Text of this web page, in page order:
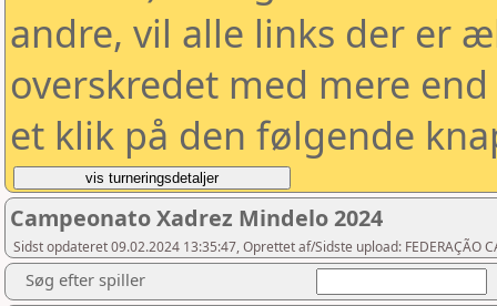
andre, vil alle links der er
overskredet med mere
et klik på den følgende
Campeonato Xadrez Mindelo 2024
Sidst opdateret 09.02.2024 13:35:47, Oprettet af/Sidste upload: FEDERAÇÃO
Søg efter spiller